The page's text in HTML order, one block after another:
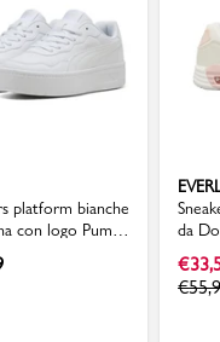
platform bianche
con logo Puma
Skye
da
€
€